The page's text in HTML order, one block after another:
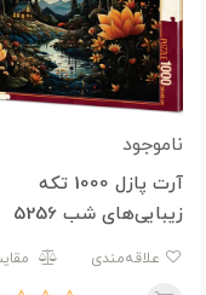
ناموجود
آرت پازل 1000 تکه
زیبایی‌های شب 5256